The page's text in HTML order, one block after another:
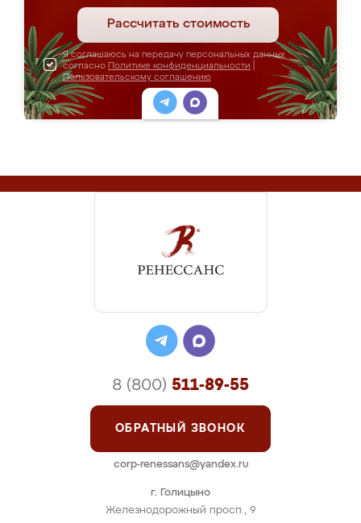
Рассчитать стоимость
Я соглашаюсь на передачу персональных данных
согласно Политике конфиденциальности
Пользовательскому соглашению
г. Голицыно
Железнодорожный просп., 9
8 (800) 511-89-55
ОБРАТНЫЙ ЗВОНОК
corp-renessans@yandex.ru